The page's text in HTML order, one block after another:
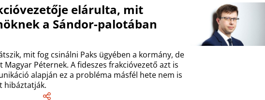
elárulta, mit
a Sándor-palotában
mit fog csinálni Paks ügyében a kormány, de
Péternek. A fideszes frakcióvezető azt is
alapján ez a probléma másfél hete nem is
hibáztatják.